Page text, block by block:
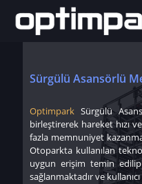
Sürgülü Asansörlü
Optimpark Sürgülü
birleştirerek hareket hızı
fazla memnuniyet
Otoparkta kullanılan
uygun erişim temin
sağlanmaktadır ve